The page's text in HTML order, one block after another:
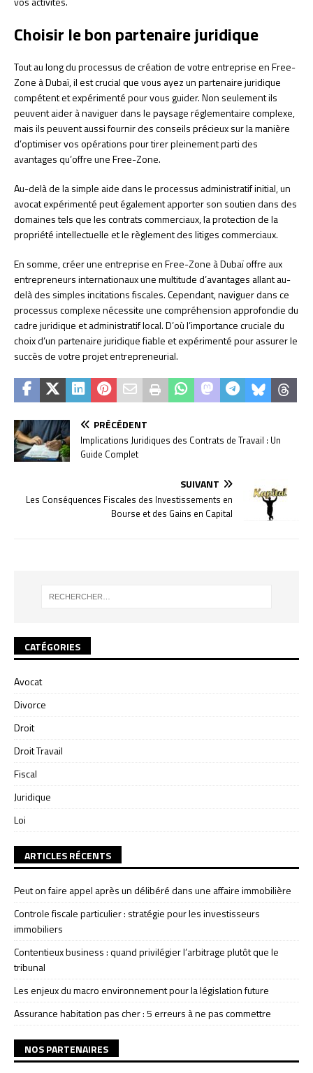
Choisir le bon partenaire juridique
Tout au long du processus de création de votre entreprise en Free-
Zone à Dubaï, il est crucial que vous ayez un partenaire juridique
compétent et expérimenté pour vous guider. Non seulement ils
peuvent aider à naviguer dans le paysage réglementaire complexe,
mais ils peuvent aussi fournir des conseils précieux sur la manière
d’optimiser vos opérations pour tirer pleinement parti des
avantages qu’offre une Free-Zone.
Au-delà de la simple aide dans le processus administratif initial, un
avocat expérimenté peut également apporter son soutien dans des
domaines tels que les contrats commerciaux, la protection de la
propriété intellectuelle et le règlement des litiges commerciaux.
En somme, créer une entreprise en Free-Zone à Dubaï offre aux
entrepreneurs internationaux une multitude d’avantages allant au-
delà des simples incitations fiscales. Cependant, naviguer dans ce
processus complexe nécessite une compréhension approfondie du
cadre juridique et administratif local. D’où l’importance cruciale du
choix d’un partenaire juridique fiable et expérimenté pour assurer le
succès de votre projet entrepreneurial.
PRÉCÉDENT
Implications Juridiques des Contrats de Travail : Un
Guide Complet
SUIVANT
Les Conséquences Fiscales des Investissements en
Bourse et des Gains en Capital
CATÉGORIES
Avocat
Divorce
Droit
Droit Travail
Fiscal
Juridique
Loi
ARTICLES RÉCENTS
Peut on faire appel après un délibéré dans une affaire immobilière
Controle fiscale particulier : stratégie pour les investisseurs
immobiliers
Contentieux business : quand privilégier l’arbitrage plutôt que le
tribunal
Les enjeux du macro environnement pour la législation future
Assurance habitation pas cher : 5 erreurs à ne pas commettre
NOS PARTENAIRES